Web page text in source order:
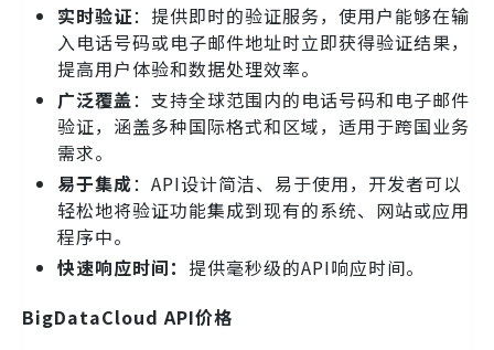
实时验证：提供即时的验证服务，使用户能够在输
入电话号码或电子邮件地址时立即获得验证结果，
提高用户体验和数据处理效率。
广泛覆盖：支持全球范围内的电话号码和电子邮件
验证，涵盖多种国际格式和区域，适用于跨国业务
需求。
易于集成：API设计简洁、易于使用，开发者可以
轻松地将验证功能集成到现有的系统、网站或应用
程序中。
快速响应时间： 提供毫秒级的API响应时间。
BigDataCloud API价格